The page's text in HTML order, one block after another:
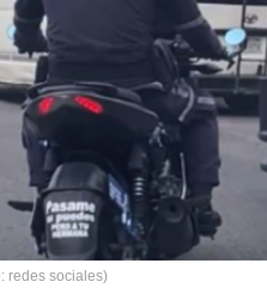
redes sociales)